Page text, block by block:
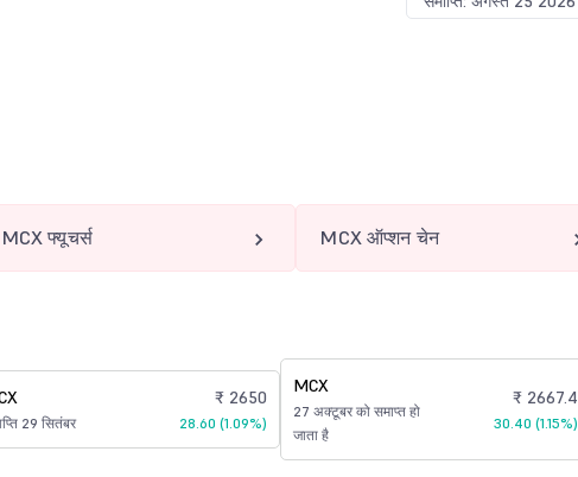
MCX फ्यूचर्स MCX ऑप्शन चेन
29 सितंबर
₹ 2650
28.60 (1.09%)
MCX
27 अक्टूबर को समाप्त हो
जाता है
₹ 2667.4
30.40 (1.15%)